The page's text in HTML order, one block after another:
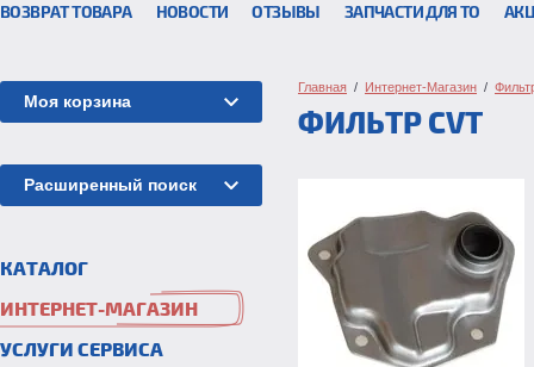
ВОЗВРАТ ТОВАРА НОВОСТИ ОТЗЫВЫ ЗАПЧАСТИ ДЛЯ ТО
Моя корзина
Расширенный поиск
КАТАЛОГ
ИНТЕРНЕТ-МАГАЗИН
УСЛУГИ СЕРВИСА
Главная
  /
Интернет-Магазин
  /
ФИЛЬТР CVT